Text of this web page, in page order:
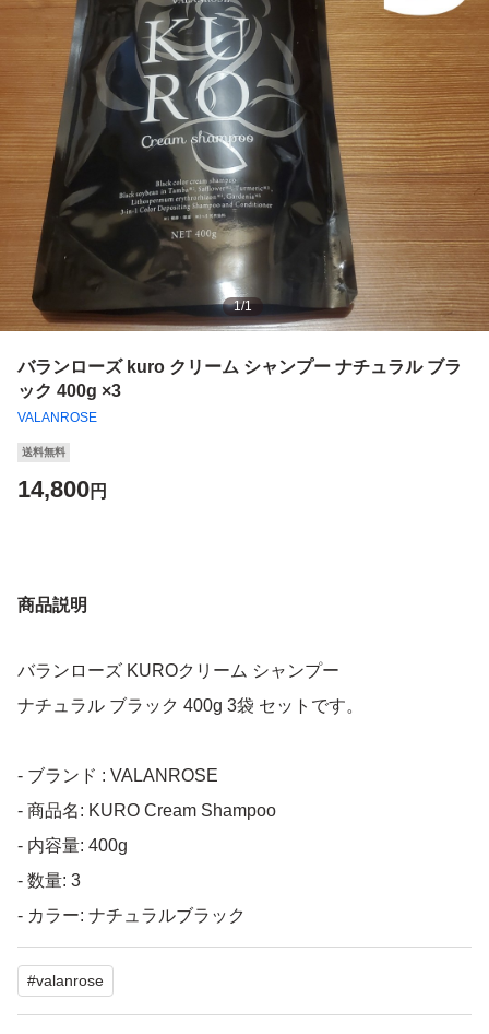
1/1
バランローズ kuro クリーム シャンプー ナチュラル ブラ
ック 400g ×3
VALANROSE
送料無料
14,800円
商品説明
バランローズ KUROクリーム シャンプー
ナチュラル ブラック 400g 3袋 セットです。
- ブランド : VALANROSE
- 商品名: KURO Cream Shampoo
- 内容量: 400g
- 数量: 3
- カラー: ナチュラルブラック
- その他: カラー シャンプー 白髪染め
- 製造国: 日本
- 購入: 2025年5月
#valanrose